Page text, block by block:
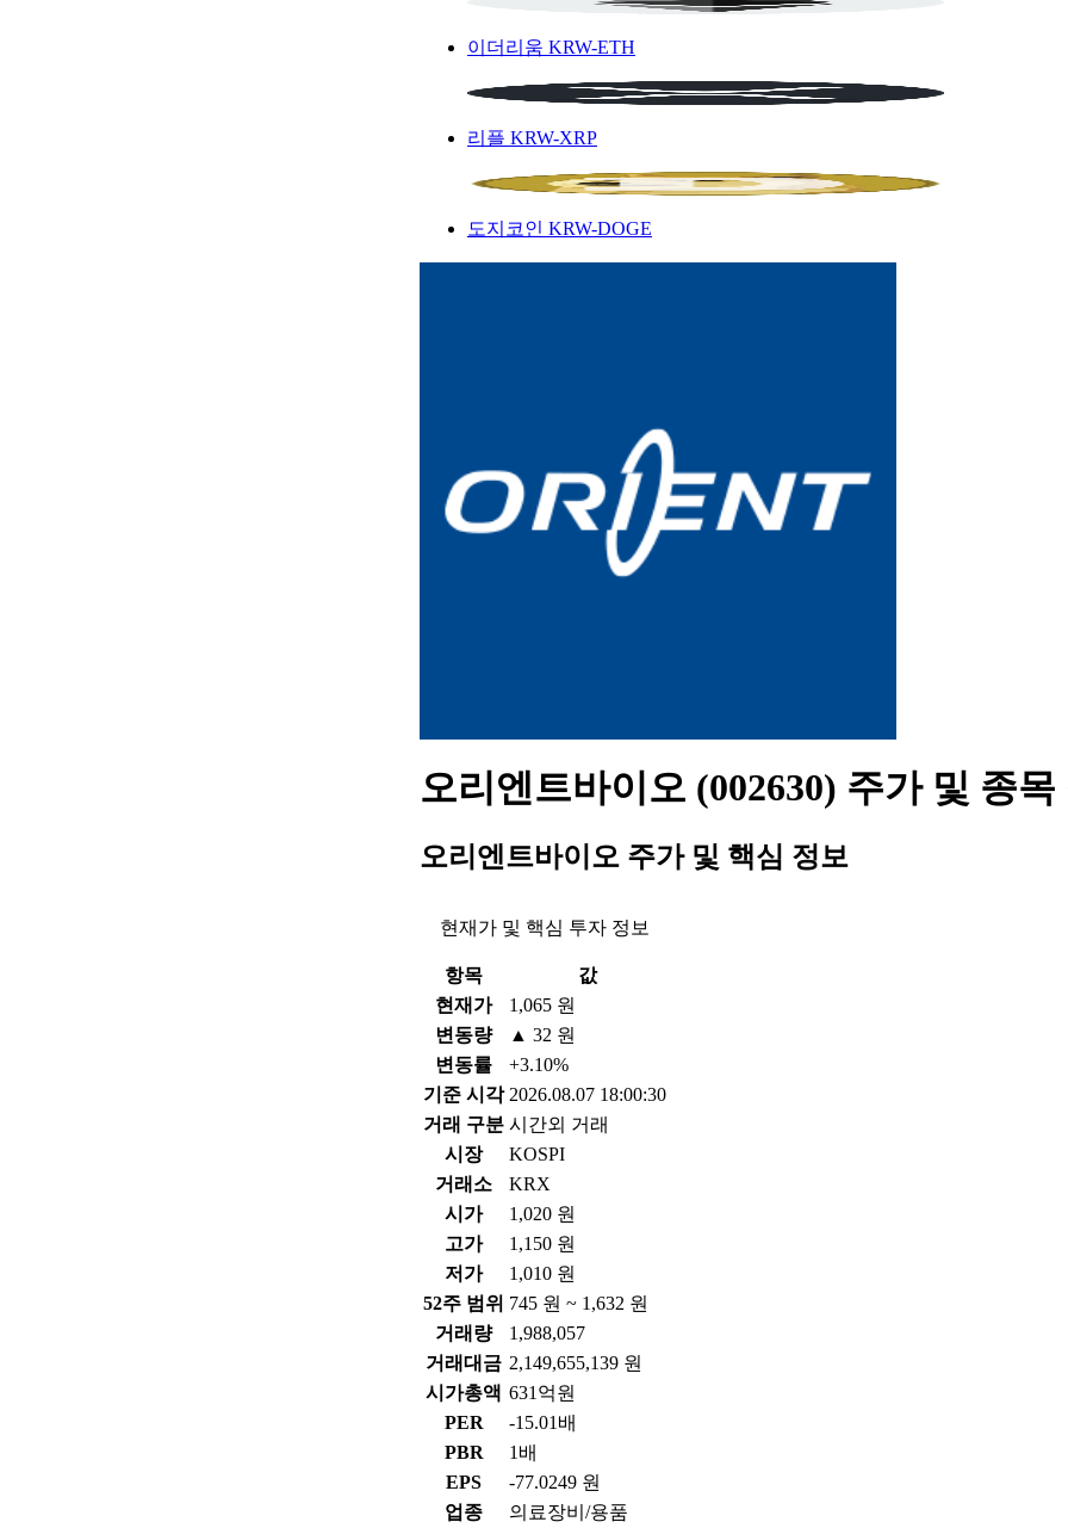
이더리움 KRW-ETH
리플 KRW-XRP
도지코인 KRW-DOGE
오리엔트바이오 (002630) 주가 및 종목
오리엔트바이오 주가 및 핵심 정보
현재가 및 핵심 투자 정보
항목
값
현재가
1,065 원
변동량
▲ 32 원
변동률
+3.10%
기준 시각 2026.08.07 18:00:30
거래 구분 시간외 거래
시장
KOSPI
거래소
KRX
시가
1,020 원
고가
1,150 원
저가
1,010 원
52주 범위 745 원 ~ 1,632 원
거래량
1,988,057
거래대금 2,149,655,139 원
시가총액 631억원
PER
-15.01배
PBR
1배
EPS
-77.0249 원
업종
의료장비/용품